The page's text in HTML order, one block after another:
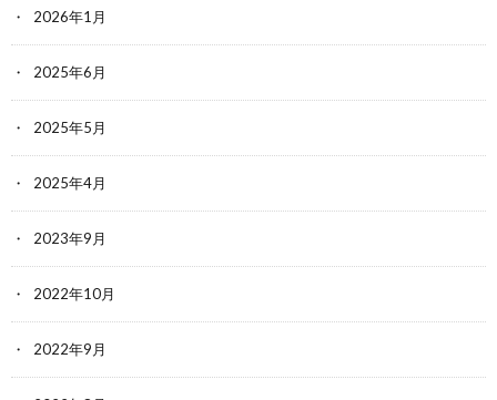
2026年1月
2025年6月
2025年5月
2025年4月
2023年9月
2022年10月
2022年9月